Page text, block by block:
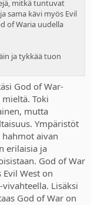
mitkä tuntuvat
sama kävi myös Evil
of Waria uudella
ja tykkää tuon
God of War-
Toki
mutta
Ympäristöt
aivan
erilaisia ja
God of War
West on
Lisäksi
God of War on